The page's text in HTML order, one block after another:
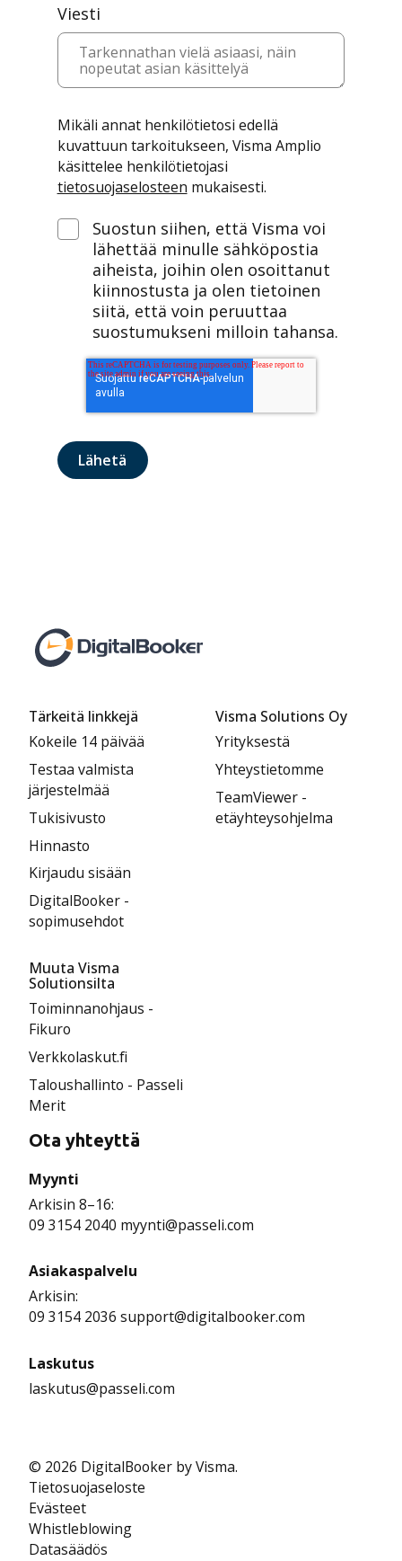
Viesti
Mikäli annat henkilötietosi edellä
kuvattuun tarkoitukseen, Visma Amplio
käsittelee henkilötietojasi
tietosuojaselosteen mukaisesti.
Suostun siihen, että Visma voi
lähettää minulle sähköpostia
aiheista, joihin olen osoittanut
kiinnostusta ja olen tietoinen
siitä, että voin peruuttaa
suostumukseni milloin tahansa.
Tärkeitä linkkejä
Kokeile 14 päivää
Testaa valmista
järjestelmää
Tukisivusto
Hinnasto
Kirjaudu sisään
DigitalBooker -
sopimusehdot
Visma Solutions Oy
Yrityksestä
Yhteystietomme
TeamViewer -
etäyhteysohjelma
Muuta Visma
Solutionsilta
Toiminnanohjaus -
Fikuro
Verkkolaskut.fi
Taloushallinto - Passeli
Merit
Ota yhteyttä
Myynti
Arkisin 8–16:
09 3154 2040 myynti@passeli.com
Asiakaspalvelu
Arkisin:
09 3154 2036 support@digitalbooker.com
Laskutus
laskutus@passeli.com
© 2026 DigitalBooker by Visma.
Tietosuojaseloste
Evästeet
Whistleblowing
Datasäädös